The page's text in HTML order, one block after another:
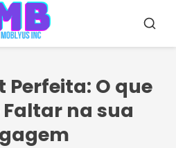
Perfeita: O que
Faltar na sua